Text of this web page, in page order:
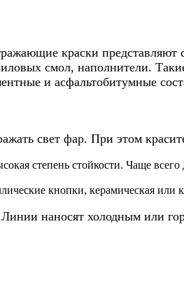
краски представляют
смол, наполнители.
и асфальтобитумные
свет фар. При этом
степень стойкости. Чаще
кнопки, керамическая или
Линии наносят холодным или